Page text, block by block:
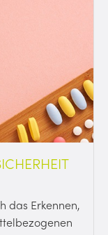
das Erkennen,